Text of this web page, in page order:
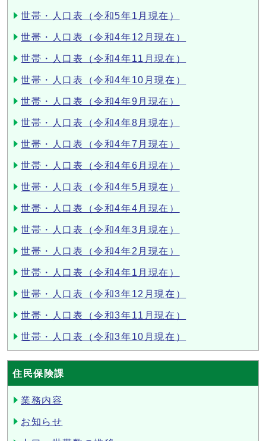
世帯・人口表（令和5年1月現在）
世帯・人口表（令和4年12月現在）
世帯・人口表（令和4年11月現在）
世帯・人口表（令和4年10月現在）
世帯・人口表（令和4年9月現在）
世帯・人口表（令和4年8月現在）
世帯・人口表（令和4年7月現在）
世帯・人口表（令和4年6月現在）
世帯・人口表（令和4年5月現在）
世帯・人口表（令和4年4月現在）
世帯・人口表（令和4年3月現在）
世帯・人口表（令和4年2月現在）
世帯・人口表（令和4年1月現在）
世帯・人口表（令和3年12月現在）
世帯・人口表（令和3年11月現在）
世帯・人口表（令和3年10月現在）
住民保険課
業務内容
お知らせ